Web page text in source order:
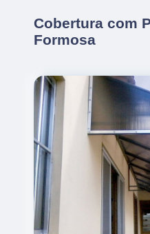
Cobertura com
Formosa